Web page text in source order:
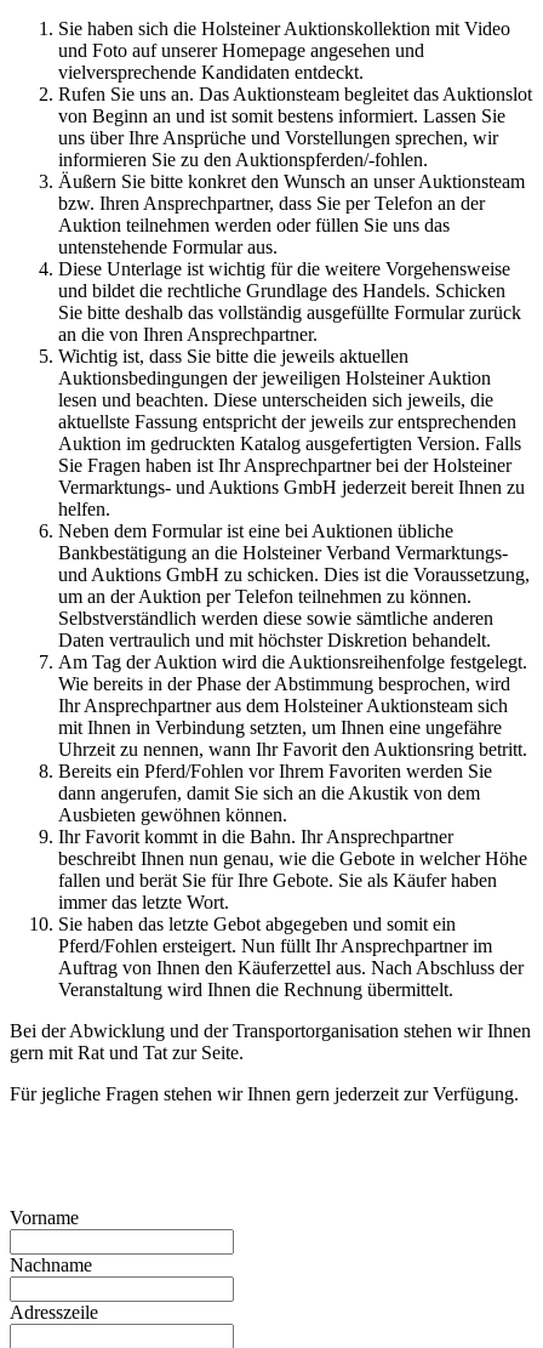
Sie haben sich die Holsteiner Auktionskollektion mit Video
und Foto auf unserer Homepage angesehen und
vielversprechende Kandidaten entdeckt.
Rufen Sie uns an. Das Auktionsteam begleitet das Auktionslot
von Beginn an und ist somit bestens informiert. Lassen Sie
uns über Ihre Ansprüche und Vorstellungen sprechen, wir
informieren Sie zu den Auktionspferden/-fohlen.
Äußern Sie bitte konkret den Wunsch an unser Auktionsteam
bzw. Ihren Ansprechpartner, dass Sie per Telefon an der
Auktion teilnehmen werden oder füllen Sie uns das
untenstehende Formular aus.
Diese Unterlage ist wichtig für die weitere Vorgehensweise
und bildet die rechtliche Grundlage des Handels. Schicken
Sie bitte deshalb das vollständig ausgefüllte Formular zurück
an die von Ihren Ansprechpartner.
Wichtig ist, dass Sie bitte die jeweils aktuellen
Auktionsbedingungen der jeweiligen Holsteiner Auktion
lesen und beachten. Diese unterscheiden sich jeweils, die
aktuellste Fassung entspricht der jeweils zur entsprechenden
Auktion im gedruckten Katalog ausgefertigten Version. Falls
Sie Fragen haben ist Ihr Ansprechpartner bei der Holsteiner
Vermarktungs- und Auktions GmbH jederzeit bereit Ihnen zu
helfen.
Neben dem Formular ist eine bei Auktionen übliche
Bankbestätigung an die Holsteiner Verband Vermarktungs-
und Auktions GmbH zu schicken. Dies ist die Voraussetzung,
um an der Auktion per Telefon teilnehmen zu können.
Selbstverständlich werden diese sowie sämtliche anderen
Daten vertraulich und mit höchster Diskretion behandelt.
Am Tag der Auktion wird die Auktionsreihenfolge festgelegt.
Wie bereits in der Phase der Abstimmung besprochen, wird
Ihr Ansprechpartner aus dem Holsteiner Auktionsteam sich
mit Ihnen in Verbindung setzten, um Ihnen eine ungefähre
Uhrzeit zu nennen, wann Ihr Favorit den Auktionsring betritt.
Bereits ein Pferd/Fohlen vor Ihrem Favoriten werden Sie
dann angerufen, damit Sie sich an die Akustik von dem
Ausbieten gewöhnen können.
Ihr Favorit kommt in die Bahn. Ihr Ansprechpartner
beschreibt Ihnen nun genau, wie die Gebote in welcher Höhe
fallen und berät Sie für Ihre Gebote. Sie als Käufer haben
immer das letzte Wort.
Sie haben das letzte Gebot abgegeben und somit ein
Pferd/Fohlen ersteigert. Nun füllt Ihr Ansprechpartner im
Auftrag von Ihnen den Käuferzettel aus. Nach Abschluss der
Veranstaltung wird Ihnen die Rechnung übermittelt.
Bei der Abwicklung und der Transportorganisation stehen wir Ihnen
gern mit Rat und Tat zur Seite.
Für jegliche Fragen stehen wir Ihnen gern jederzeit zur Verfügung.
Vorname
Nachname
Adresszeile